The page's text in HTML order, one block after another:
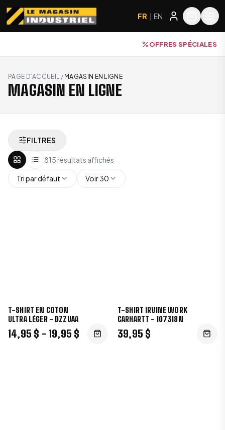
FR | EN
OFFRES SPÉCIALES
PAGE D’ACCUEIL / MAGASIN EN LIGNE
MAGASIN EN LIGNE
FILTRES
815 résultats affichés
Tri par défaut Voir 30
T-SHIRT EN COTON
ULTRA LÉGER - DZZUAA
14,95 $ - 19,95 $
T-SHIRT IRVINE WORK
CARHARTT - 107318N
39,95 $